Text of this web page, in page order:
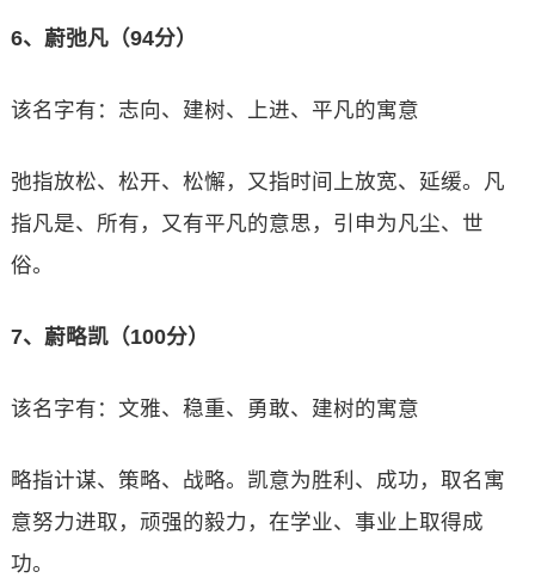
6、蔚弛凡（94分）
该名字有：志向、建树、上进、平凡的寓意
弛指放松、松开、松懈，又指时间上放宽、延缓。凡
指凡是、所有，又有平凡的意思，引申为凡尘、世
俗。
7、蔚略凯（100分）
该名字有：文雅、稳重、勇敢、建树的寓意
略指计谋、策略、战略。凯意为胜利、成功，取名寓
意努力进取，顽强的毅力，在学业、事业上取得成
功。